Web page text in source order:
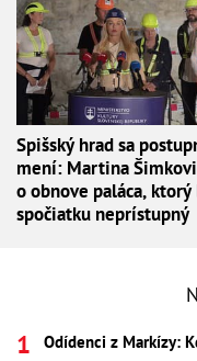
Spišský hrad sa
mení: Martina
o obnove paláca,
spočiatku neprístupný
Odídenci z Markízy: